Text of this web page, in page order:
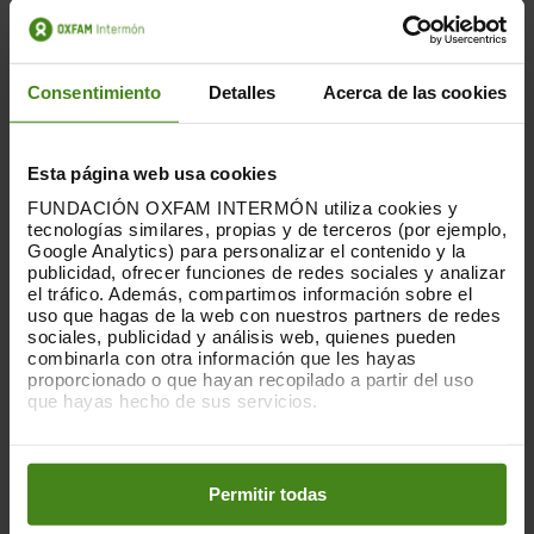
Consentimiento Detalles Acerca de las cookies
Esta página web usa cookies
FUNDACIÓN OXFAM INTERMÓN utiliza cookies y
tecnologías similares, propias y de terceros (por ejemplo,
Google Analytics) para personalizar el contenido y la
publicidad, ofrecer funciones de redes sociales y analizar
el tráfico. Además, compartimos información sobre el
uso que hagas de la web con nuestros partners de redes
sociales, publicidad y análisis web, quienes pueden
combinarla con otra información que les hayas
proporcionado o que hayan recopilado a partir del uso
que hayas hecho de sus servicios.
preferencias accediendo a nuestraPolítica de Cookieso
en los botones facilitados a continuación:
Permitir todas
243.231
persones adultes mortes
505.857
menors morts
ÚLTIMA ACTUALITZACIÓ: 15/01/26. Les projeccions d'impacte s'han actualitzat
amb base a informes recentsque documenten diferents nivells
d'interrupció del finançament en els programes de salut.
l'impacte de les retallades de l'ajuda)